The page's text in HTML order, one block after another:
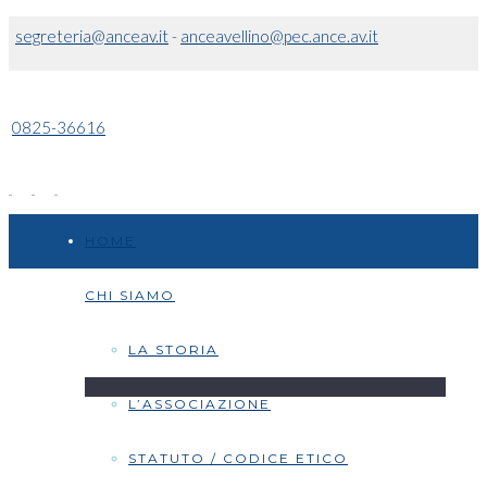
segreteria@anceav.it- anceavellino@pec.ance.av.it
0825-36616
CHI SIAMO
LA STORIA
L’ASSOCIAZIONE
STATUTO / CODICE ETICO